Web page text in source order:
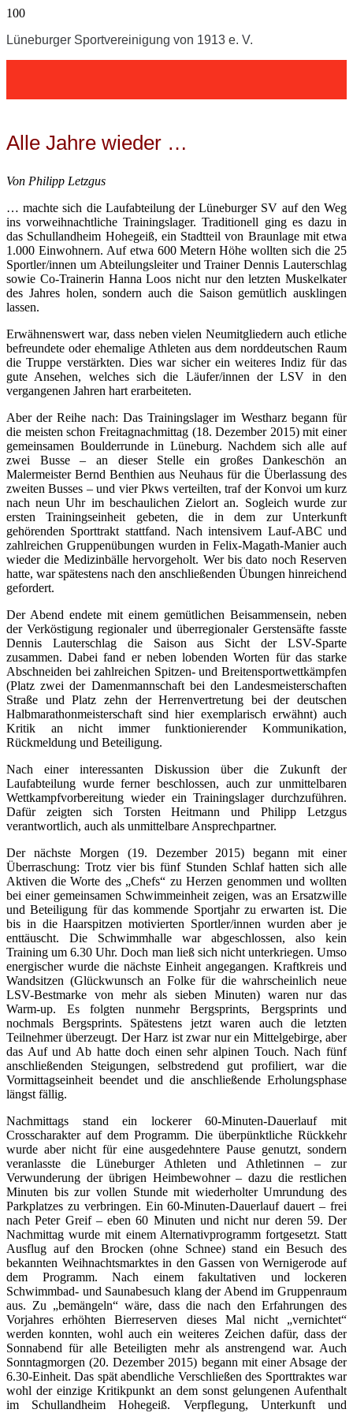
Lüneburger Sportvereinigung von 1913 e. V.
Alle Jahre wieder …
Von Philipp Letzgus
… machte sich die Laufabteilung der Lüneburger SV auf den Weg
ins vorweihnachtliche Trainingslager. Traditionell ging es dazu in
das Schullandheim Hohegeiß, ein Stadtteil von Braunlage mit etwa
1.000 Einwohnern. Auf etwa 600 Metern Höhe wollten sich die 25
Sportler/innen um Abteilungsleiter und Trainer Dennis Lauterschlag
sowie Co-Trainerin Hanna Loos nicht nur den letzten Muskelkater
des Jahres holen, sondern auch die Saison gemütlich ausklingen
lassen.
Erwähnenswert war, dass neben vielen Neumitgliedern auch etliche
befreundete oder ehemalige Athleten aus dem norddeutschen Raum
die Truppe verstärkten. Dies war sicher ein weiteres Indiz für das
gute Ansehen, welches sich die Läufer/innen der LSV in den
vergangenen Jahren hart erarbeiteten.
Aber der Reihe nach: Das Trainingslager im Westharz begann für
die meisten schon Freitagnachmittag (18. Dezember 2015) mit einer
gemeinsamen Boulderrunde in Lüneburg. Nachdem sich alle auf
zwei Busse – an dieser Stelle ein großes Dankeschön an
Malermeister Bernd Benthien aus Neuhaus für die Überlassung des
zweiten Busses – und vier Pkws verteilten, traf der Konvoi um kurz
nach neun Uhr im beschaulichen Zielort an. Sogleich wurde zur
ersten Trainingseinheit gebeten, die in dem zur Unterkunft
gehörenden Sporttrakt stattfand. Nach intensivem Lauf-ABC und
zahlreichen Gruppenübungen wurden in Felix-Magath-Manier auch
wieder die Medizinbälle hervorgeholt. Wer bis dato noch Reserven
hatte, war spätestens nach den anschließenden Übungen hinreichend
gefordert.
Der Abend endete mit einem gemütlichen Beisammensein, neben
der Verköstigung regionaler und überregionaler Gerstensäfte fasste
Dennis Lauterschlag die Saison aus Sicht der LSV-Sparte
zusammen. Dabei fand er neben lobenden Worten für das starke
Abschneiden bei zahlreichen Spitzen- und Breitensportwettkämpfen
(Platz zwei der Damenmannschaft bei den Landesmeisterschaften
Straße und Platz zehn der Herrenvertretung bei der deutschen
Halbmarathonmeisterschaft sind hier exemplarisch erwähnt) auch
Kritik an nicht immer funktionierender Kommunikation,
Rückmeldung und Beteiligung.
Nach einer interessanten Diskussion über die Zukunft der
Laufabteilung wurde ferner beschlossen, auch zur unmittelbaren
Wettkampfvorbereitung wieder ein Trainingslager durchzuführen.
Dafür zeigten sich Torsten Heitmann und Philipp Letzgus
verantwortlich, auch als unmittelbare Ansprechpartner.
Der nächste Morgen (19. Dezember 2015) begann mit einer
Überraschung: Trotz vier bis fünf Stunden Schlaf hatten sich alle
Aktiven die Worte des „Chefs“ zu Herzen genommen und wollten
bei einer gemeinsamen Schwimmeinheit zeigen, was an Ersatzwille
und Beteiligung für das kommende Sportjahr zu erwarten ist. Die
bis in die Haarspitzen motivierten Sportler/innen wurden aber je
enttäuscht. Die Schwimmhalle war abgeschlossen, also kein
Training um 6.30 Uhr. Doch man ließ sich nicht unterkriegen. Umso
energischer wurde die nächste Einheit angegangen. Kraftkreis und
Wandsitzen (Glückwunsch an Folke für die wahrscheinlich neue
LSV-Bestmarke von mehr als sieben Minuten) waren nur das
Warm-up. Es folgten nunmehr Bergsprints, Bergsprints und
nochmals Bergsprints. Spätestens jetzt waren auch die letzten
Teilnehmer überzeugt. Der Harz ist zwar nur ein Mittelgebirge, aber
das Auf und Ab hatte doch einen sehr alpinen Touch. Nach fünf
anschließenden Steigungen, selbstredend gut profiliert, war die
Vormittagseinheit beendet und die anschließende Erholungsphase
längst fällig.
Nachmittags stand ein lockerer 60-Minuten-Dauerlauf mit
Crosscharakter auf dem Programm. Die überpünktliche Rückkehr
wurde aber nicht für eine ausgedehntere Pause genutzt, sondern
veranlasste die Lüneburger Athleten und Athletinnen – zur
Verwunderung der übrigen Heimbewohner – dazu die restlichen
Minuten bis zur vollen Stunde mit wiederholter Umrundung des
Parkplatzes zu verbringen. Ein 60-Minuten-Dauerlauf dauert – frei
nach Peter Greif – eben 60 Minuten und nicht nur deren 59. Der
Nachmittag wurde mit einem Alternativprogramm fortgesetzt. Statt
Ausflug auf den Brocken (ohne Schnee) stand ein Besuch des
bekannten Weihnachtsmarktes in den Gassen von Wernigerode auf
dem Programm. Nach einem fakultativen und lockeren
Schwimmbad- und Saunabesuch klang der Abend im Gruppenraum
aus. Zu „bemängeln“ wäre, dass die nach den Erfahrungen des
Vorjahres erhöhten Bierreserven dieses Mal nicht „vernichtet“
werden konnten, wohl auch ein weiteres Zeichen dafür, dass der
Sonnabend für alle Beteiligten mehr als anstrengend war. Auch
Sonntagmorgen (20. Dezember 2015) begann mit einer Absage der
6.30-Einheit. Das spät abendliche Verschließen des Sporttraktes war
wohl der einzige Kritikpunkt an dem sonst gelungenen Aufenthalt
im Schullandheim Hohegeiß. Verpflegung, Unterkunft und